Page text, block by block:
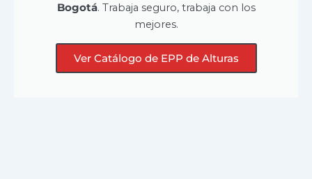
Bogotá. Trabaja seguro, trabaja con los
mejores.
Ver Catálogo de EPP de Alturas